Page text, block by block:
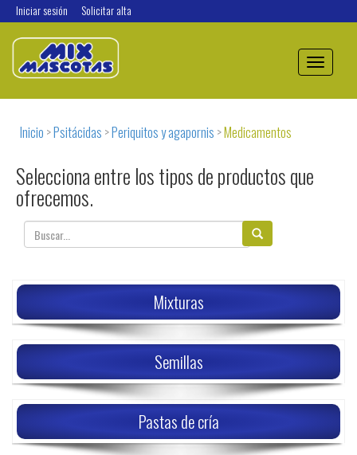
Iniciar sesión Solicitar alta
Toggle
navigation
Inicio >Psitácidas >Periquitos y agapornis >Medicamentos
Selecciona entre los tipos de productos que
ofrecemos.
Mixturas
Semillas
Pastas de cría